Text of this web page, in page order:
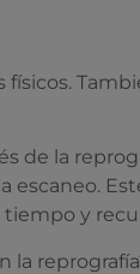
de la
y
la